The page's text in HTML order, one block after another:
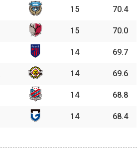
15 70.4
15 70.0
14 69.7
14 69.6
14 68.8
14 68.4